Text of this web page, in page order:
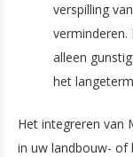
verspilling
alleen
het
Het integreren van
in uw landbouw- of